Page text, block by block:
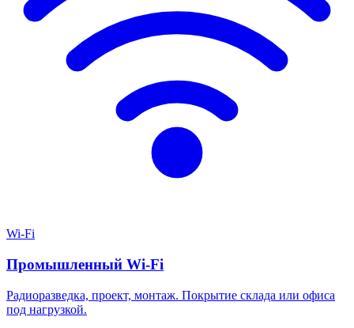
Wi-Fi
Промышленный Wi-Fi
Радиоразведка, проект, монтаж. Покрытие склада или офиса
под нагрузкой.